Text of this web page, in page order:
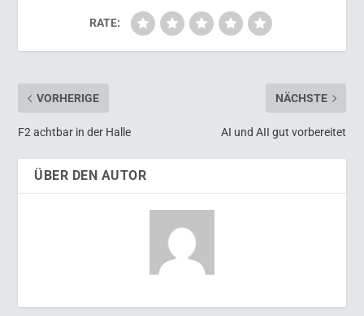
RATE:
VORHERIGE
F2 achtbar in der Halle
NÄCHSTE
AI und AII gut vorbereitet
ÜBER DEN AUTOR